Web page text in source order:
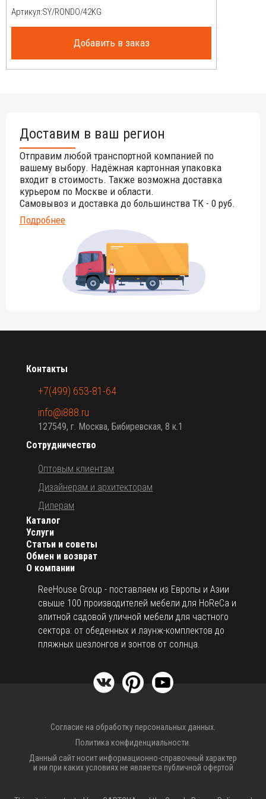
Возможные цвета внешнего купола:
кость, черный;duo- белый;degrade- желтый, оранжевый,
Возможные цвета кромки:duo- белый, слоновая кость,
желтый, оранжевый, красный, фуксия, зеленый, голубой,
Материал внутреннего купола: airtex - 100% полиэстер с
отделкой из акрила, 200 г/м², стойкость цвета УФ: 7-8/8,
давление 1000 мм вод. ст. (значения могут иметь отклонение
Возможные цвета внутреннего купола: белый (9577), черный
Диаметр опоры: Ø40 мм.
Материал и размер спиц: алюминий, 12xØ18x1.5 мм,
9005 или белого цвета RAL 9010.
Аксессуары:
Утяжелительная база Rondo, сталь, Ø740 мм, 42 кг.
Дополнительные утяжелители для базы, 2х10 кг, сталь, 6 мм.
Защитный чехол из полиэстера.
Освещение Quaseo (крепится на опору).
Столик Bla Bla (крепится на опору).
Столик Bla Bla и подставка для охлаждения
напитков Coupe (крепится на опору).
Посмотреть технические характеристики
Открыть палитру тканей .
Артикул:
Добавить в заказ
Доставим в ваш регион
Отправим любой транспортной компанией по
вашему выбору. Надёжная картонная упаковка
входит в стоимость. Также возможна доставка
курьером по Москве и области.
Самовывоз и доставка до большинства ТК - 0 руб.
Подробнее
О компании
ReeHouse Group - поставляем из Европы и Азии
свыше 100 производителей мебели для HoReCa и
элитной садовой уличной мебели для частного
сектора: от обеденных и лаунж-комплектов до
пляжных шезлонгов и зонтов от солнца.
Каталог
Услуги
Статьи и советы
Обмен и возврат
Сотрудничество
Оптовым клиентам
Дизайнерам и архитекторам
Дилерам
Контакты
+7(499) 653-81-64
info@i888.ru
127549, г. Москва, Бибиревская, 8 к.1
Согласие на обработку персональных данных.
Политика конфиденциальности.
Данный сайт носит информационно-справочный характер
и ни при каких условиях не является публичной офертой